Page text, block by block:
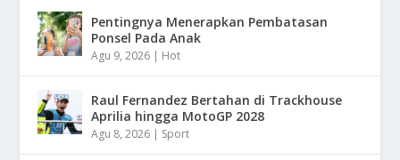
Pentingnya Menerapkan Pembatasan
Ponsel Pada Anak
Agu 9, 2026 | Hot
Raul Fernandez Bertahan di Trackhouse
Aprilia hingga MotoGP 2028
Agu 8, 2026 | Sport